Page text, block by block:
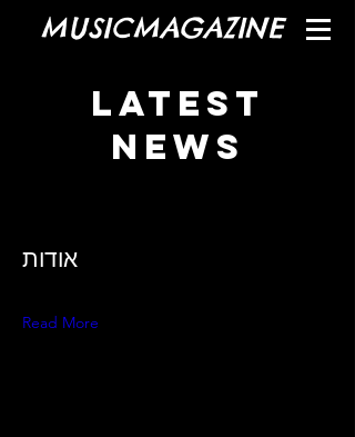
MUSICMAGAZINE
Latest
News
אודות
Read More